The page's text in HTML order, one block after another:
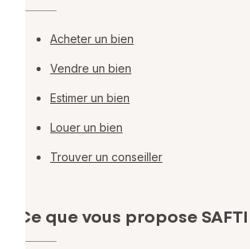
Acheter un bien
Vendre un bien
Estimer un bien
Louer un bien
Trouver un conseiller
Ce que vous propose SAFTI